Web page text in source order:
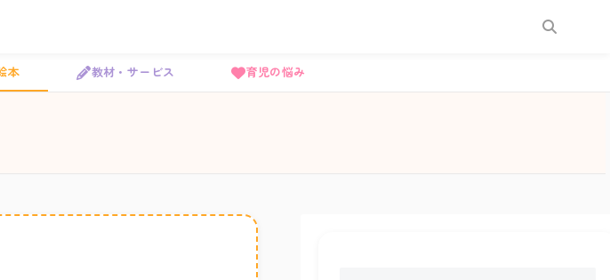
本 教材・サービス 育児の悩み